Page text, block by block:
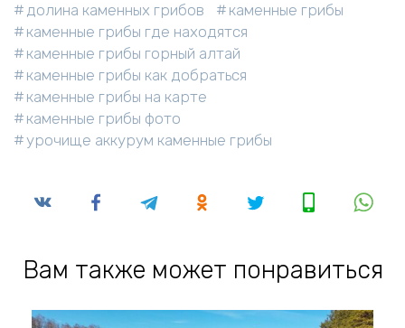
долина каменных грибов
каменные грибы
каменные грибы где находятся
каменные грибы горный алтай
каменные грибы как добраться
каменные грибы на карте
каменные грибы фото
урочище аккурум каменные грибы
Вам также может понравиться